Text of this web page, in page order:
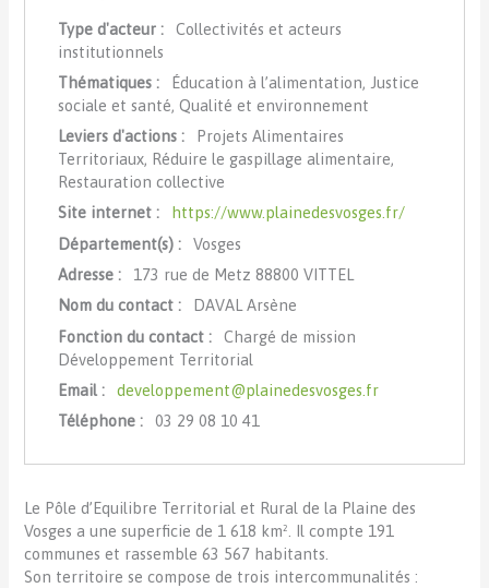
Type d'acteur :
Collectivités et acteurs
institutionnels
Thématiques :
Éducation à l’alimentation, Justice
sociale et santé, Qualité et environnement
Leviers d'actions :
Projets Alimentaires
Territoriaux, Réduire le gaspillage alimentaire,
Restauration collective
Site internet :
https://www.plainedesvosges.fr/
Département(s) :
Vosges
Adresse :
173 rue de Metz 88800 VITTEL
Nom du contact :
DAVAL Arsène
Fonction du contact :
Chargé de mission
Développement Territorial
Email :
developpement@plainedesvosges.fr
Téléphone :
03 29 08 10 41
Le Pôle d’Equilibre Territorial et Rural de la Plaine des
Vosges a une superficie de 1 618 km². Il compte 191
communes et rassemble 63 567 habitants.
Son territoire se compose de trois intercommunalités :